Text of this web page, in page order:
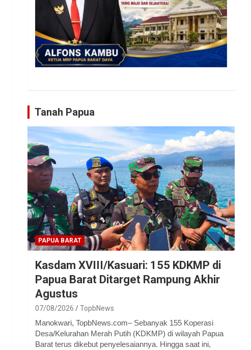
Tanah Papua
PAPUA BARAT
Kasdam XVIII/Kasuari: 155 KDKMP di
Papua Barat Ditarget Rampung Akhir
Agustus
07/08/2026 TopbNews
Manokwari, TopbNews.com– Sebanyak 155 Koperasi
Desa/Kelurahan Merah Putih (KDKMP) di wilayah Papua
Barat terus dikebut penyelesaiannya. Hingga saat ini,